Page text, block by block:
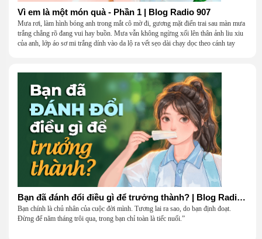
Vì em là một món quà - Phần 1 | Blog Radio 907
Mưa rơi, làm hình bóng anh trong mắt cô mờ đi, gương mặt điển trai sau màn mưa
trắng chẳng rõ đang vui hay buồn. Mưa vẫn không ngừng xối lên thân ảnh liu xiu
của anh, lớp áo sơ mi trắng dính vào da lộ ra vết sẹo dài chạy dọc theo cánh tay
Bạn đã đánh đổi điều gì để trưởng thành? | Blog Radio 906
Bạn chính là chủ nhân của cuộc đời mình. Tương lai ra sao, do bạn định đoạt.
Đừng để năm tháng trôi qua, trong bạn chỉ toàn là tiếc nuối.”